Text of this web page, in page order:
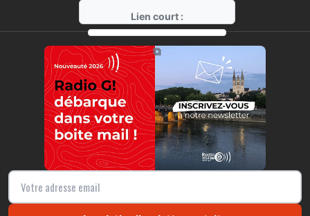
Lien court :
https://radio-g.fr?18135
⧉